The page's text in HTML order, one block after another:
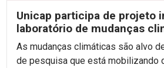
Unicap participa de projeto
laboratório de mudanças
As mudanças climáticas são alvo
de pesquisa que está mobilizando